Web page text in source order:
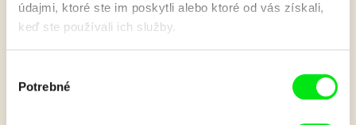
údajmi, ktoré ste im poskytli alebo ktoré od vás získali,
keď ste používali ich služby.
súhlasu
Potrebné
Film bohužiaľ nie je k dispozícii :(
Je nám ľúto, ale tento film nie je vo Vašej krajine